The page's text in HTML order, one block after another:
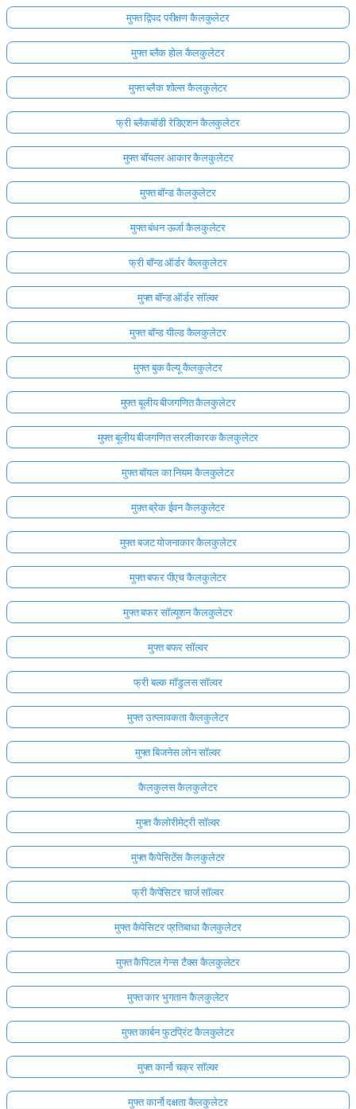
मुफ्त द्विपद परीक्षण कैलकुलेटर
मुफ्त ब्लैक होल कैलकुलेटर
मुफ्त ब्लैक शोल्स कैलकुलेटर
फ्री ब्लैकबॉडी रेडिएशन कैलकुलेटर
मुफ्त बॉयलर आकार कैलकुलेटर
मुफ्त बॉन्ड कैलकुलेटर
मुफ्त बंधन ऊर्जा कैलकुलेटर
फ्री बॉन्ड ऑर्डर कैलकुलेटर
मुफ्त बॉन्ड ऑर्डर सॉल्वर
मुफ्त बॉन्ड यील्ड कैलकुलेटर
मुफ्त बुक वैल्यू कैलकुलेटर
मुफ्त बूलीय बीजगणित कैलकुलेटर
मुफ्त बूलीय बीजगणित सरलीकारक कैलकुलेटर
मुफ्त बॉयल का नियम कैलकुलेटर
मुफ़्त ब्रेक ईवन कैलकुलेटर
मुफ्त बजट योजनाकार कैलकुलेटर
मुफ्त बफर पीएच कैलकुलेटर
मुफ्त बफर सॉल्यूशन कैलकुलेटर
मुफ्त बफर सॉल्वर
फ्री बल्क मॉडुलस सॉल्वर
मुफ्त उत्प्लावकता कैलकुलेटर
मुफ्त बिजनेस लोन सॉल्वर
कैलकुलस कैलकुलेटर
मुफ्त कैलोरीमेट्री सॉल्वर
मुफ्त कैपेसिटेंस कैलकुलेटर
फ्री कैपेसिटर चार्ज सॉल्वर
मुफ्त कैपेसिटर प्रतिबाधा कैलकुलेटर
मुफ्त कैपिटल गेन्स टैक्स कैलकुलेटर
मुफ्त कार भुगतान कैलकुलेटर
मुफ्त कार्बन फुटप्रिंट कैलकुलेटर
मुफ्त कार्नो चक्र सॉल्वर
मुफ्त कार्नो दक्षता कैलकुलेटर